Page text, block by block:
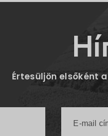
Értesüljön elsőként